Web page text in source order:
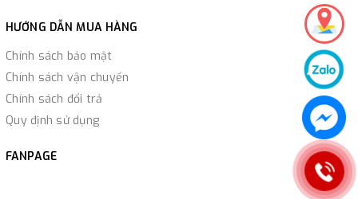
HƯỚNG DẪN MUA HÀNG
Chính sách bảo mật
Chính sách vận chuyển
Chính sách đổi trả
Quy định sử dụng
FANPAGE